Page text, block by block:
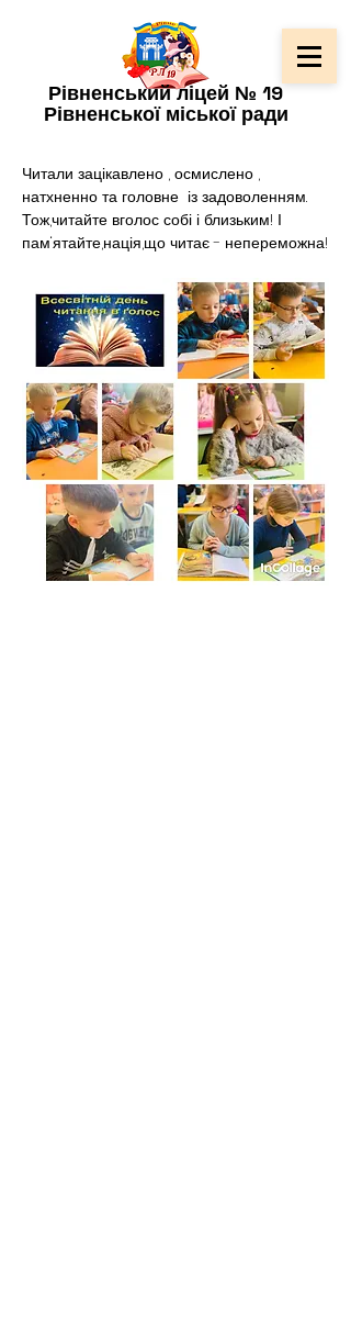
Рівненський ліцей № 19
Рівненської міської ради
Читали зацікавлено , осмислено ,
натхненно та головне  із задоволенням.
Тож,читайте вголос собі і близьким! І
пам‘ятайте,нація,що читає - непереможна!